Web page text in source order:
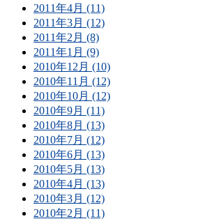
2011年4月 (11)
2011年3月 (12)
2011年2月 (8)
2011年1月 (9)
2010年12月 (10)
2010年11月 (12)
2010年10月 (12)
2010年9月 (11)
2010年8月 (13)
2010年7月 (12)
2010年6月 (13)
2010年5月 (13)
2010年4月 (13)
2010年3月 (12)
2010年2月 (11)